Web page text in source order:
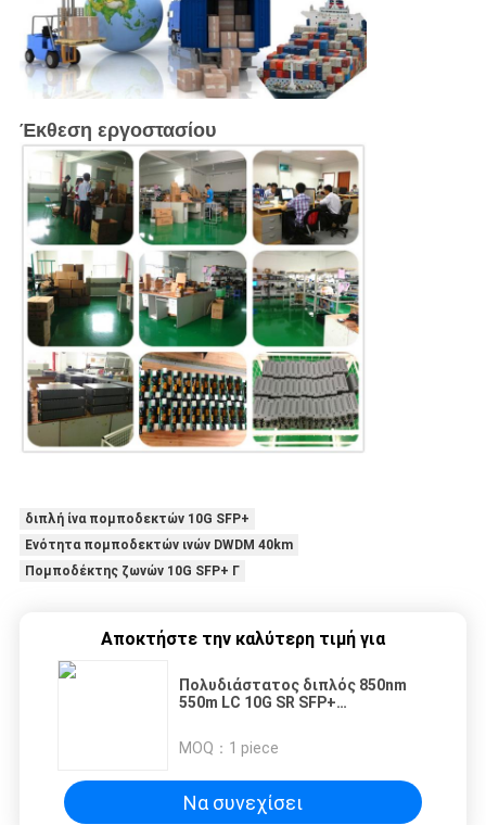
Έκθεση εργοστασίου
διπλή ίνα πομποδεκτών 10G SFP+
Ενότητα πομποδεκτών ινών DWDM 40km
Πομποδέκτης ζωνών 10G SFP+ Γ
Αποκτήστε την καλύτερη τιμή για
Πολυδιάστατος διπλός 850nm
550m LC 10G SR SFP+
MOQ： 1 piece
Να συνεχίσει